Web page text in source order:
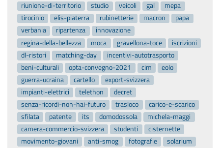
riunione-di-territorio
studio veicoli gal
mepa
tirocinio
elis-piaterra rubinetterie macron
papa
verbania
ripartenza
innovazione
regina-della-bellezza
moca gravellona-toce
iscrizioni
dl-ristori
matching-day
incentivi-autotrasporto
beni-culturali
opta-convegno-2021 cim
eolo
guerra-ucraina
cartello
export-svizzera
impianti-elettrici
telethon
decret
senza-ricordi-non-hai-futuro
trasloco
carico-e-scarico
sfilata
patente its domodossola
michela-maggi
camera-commercio-svizzera
studenti
cisternette
movimento-giovani
anti-smog fotografie
solarium